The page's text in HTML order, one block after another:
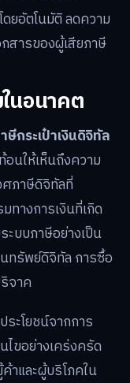
ยอัตโนมัติ ลดความ
สารของผู้เสียภาษี
นอนาคต
ษีกระเป๋าเงินดิจิทัล
อนให้เห็นถึงความ
ภาษีดิจิทัลที่
างการเงินที่เกิด
ะบบภาษีอย่างเป็น
ทรัพย์ดิจิทัล การซื้อ
จาค
ะโยชน์จากการ
ไขอย่างเคร่งครัด
าและผู้บริโภคใน